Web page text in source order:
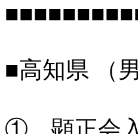
■高知県 （男